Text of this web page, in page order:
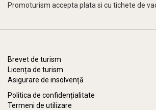
Promoturism accepta plata si cu tichete de
Brevet de turism
Licența de turism
Asigurare de insolvență
Politica de confidențialitate
Termeni de utilizare